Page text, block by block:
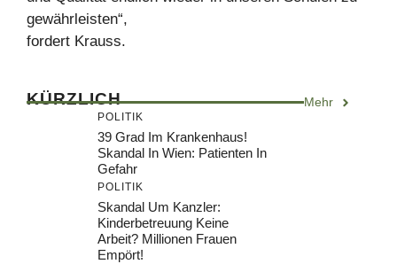
gewährleisten“,
fordert Krauss.
KÜRZLICH Mehr
POLITIK
39 Grad Im Krankenhaus!
Skandal In Wien: Patienten In
Gefahr
POLITIK
Skandal Um Kanzler:
Kinderbetreuung Keine
Arbeit? Millionen Frauen
Empört!